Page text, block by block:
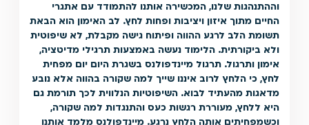
וההתנהגות שלנו, המכשירה אותנו להתמודד עם אתגרי
החיים מתוך איזון ויציבות ופחות לחץ. לב האימון הוא הבאת
תשומת הלב לרגע ההווה ופיתוח גישה מקבלת, לא שיפוטית
ולא ביקורתית. הלימוד נעשה באמצעות תרגילי מדיטציה,
אימון ותרגול. תרגול מיינדפולנס בשגרת היום יום מפחית
לחץ, כי הלחץ לרוב איננו שייך למה שקורה בהווה אלא נובע
מדאגות מהעתיד לבוא. השיפוטיות הנלווית לכך תורמת גם
היא ללחץ, מעוררת רגשות כעס והתנגדות למה שקורה,
וכשמפחיתים אותה הלחץ נרגע. מיינדפולנס מלמד אותנו